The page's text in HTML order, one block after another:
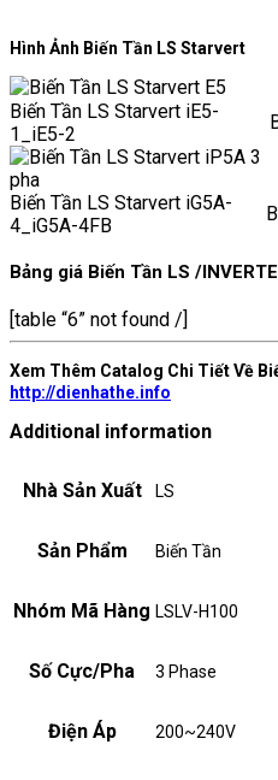
Hình Ảnh Biến Tần LS Starvert
Biến Tần LS Starvert iE5-
1_iE5-2
Biến Tần LS Starvert iG5A-
4_iG5A-4FB
Bảng giá Biến Tần LS /
[table “6” not found /]
Xem Thêm Catalog Chi Tiết Về
http://dienhathe.info
Additional information
Nhà Sản Xuất LS
Sản Phẩm Biến Tần
Nhóm Mã Hàng LSLV-H100
Số Cực/Pha 3 Phase
Điện Áp 200~240V